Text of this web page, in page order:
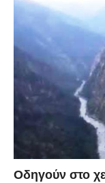
Οδηγούν στο